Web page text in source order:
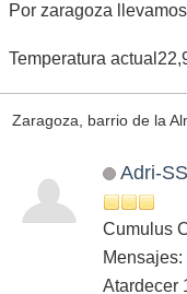
Por zaragoza
Temperatura
Zaragoza, barrio de la
Adri-
Cumulus
Mensajes:
Atardecer